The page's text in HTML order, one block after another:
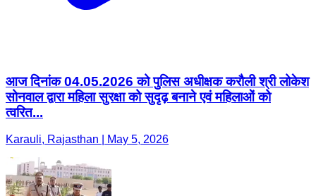
आज दिनांक 04.05.2026 को पुलिस अधीक्षक करौली श्री लोकेश
सोनवाल द्वारा महिला सुरक्षा को सुदृढ़ बनाने एवं महिलाओं को
त्वरित...
Karauli, Rajasthan | May 5, 2026